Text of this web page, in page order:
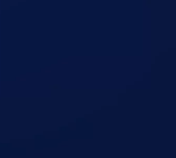
والتي تشمل :
مصر، حيث تقدم مجموعة واسعة من المنتجات التي